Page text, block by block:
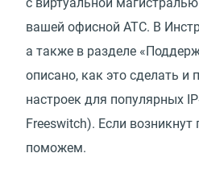
вашей офисной АТС. В
а также в разделе «
описано, как это сделать
настроек для популярных
Freeswitch). Если
поможем.